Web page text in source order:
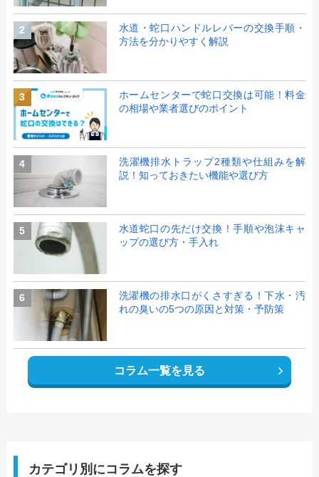
2
水道・蛇口ハンドルレバーの交換手順・
方法を分かりやすく解説
3
ホームセンターで蛇口交換は可能！料金
の相場や業者選びのポイント
4
洗濯機排水トラップ2種類や仕組みを解
説！知っておきたい機能や選び方
5
水道蛇口の先だけ交換！手順や泡沫キャ
ップの選び方・手入れ
6
洗濯機の排水口がくさすぎる！下水・汚
れの臭いの5つの原因と対策・予防策
コラム一覧を見る
カテゴリ別にコラムを探す